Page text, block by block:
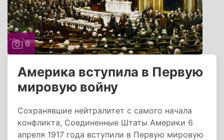
6
Америка вступила в Первую
мировую войну
Сохранявшие нейтралитет с самого начала
конфликта, Соединенные Штаты Америки 6
апреля 1917 года вступили в Первую мировую